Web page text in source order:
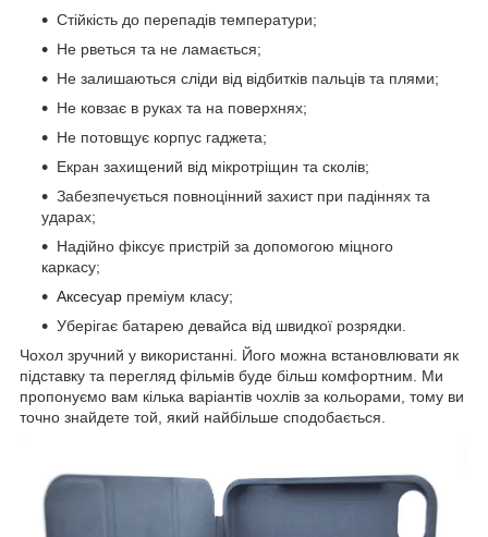
Стійкість до перепадів температури;
Не рветься та не ламається;
Не залишаються сліди від відбитків пальців та плями;
Не ковзає в руках та на поверхнях;
Не потовщує корпус гаджета;
Екран захищений від мікротріщин та сколів;
Забезпечується повноцінний захист при падіннях та
ударах;
Надійно фіксує пристрій за допомогою міцного
каркасу;
Аксесуар преміум класу;
Уберігає батарею девайса від швидкої розрядки.
Чохол зручний у використанні. Його можна встановлювати як
підставку та перегляд фільмів буде більш комфортним. Ми
пропонуємо вам кілька варіантів чохлів за кольорами, тому ви
точно знайдете той, який найбільше сподобається.